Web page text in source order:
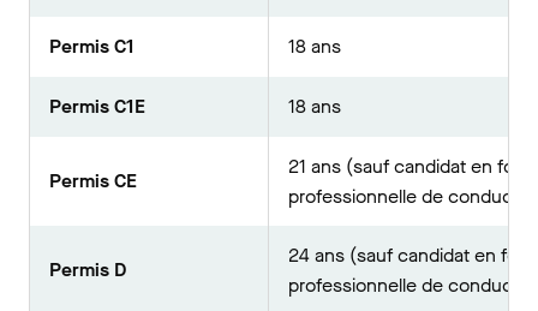
Permis C1 18 ans
Permis C1E 18 ans
Permis CE
21 ans (sauf candidat en
professionnelle de
Permis D
24 ans (sauf candidat en
professionnelle de